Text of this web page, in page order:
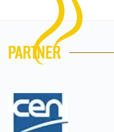
PARTNER